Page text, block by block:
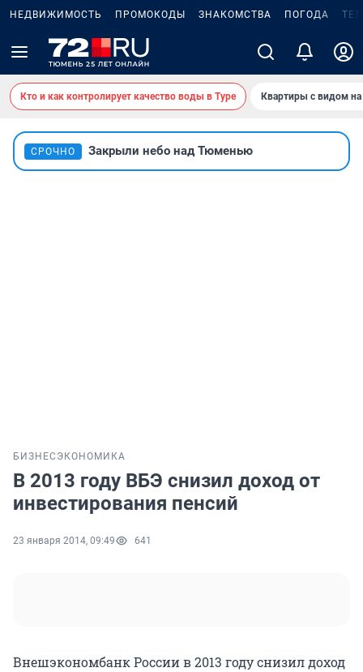
НЕДВИЖИМОСТЬ ПРОМОКОДЫ ЗНАКОМСТВА ПОГОДА
Кто и как контролирует качество воды в Туре Квартиры с видом на
СРОЧНО Закрыли небо над Тюменью
БИЗНЕС ЭКОНОМИКА
В 2013 году ВБЭ снизил доход от
инвестирования пенсий
23 января 2014, 09:49 641
Внешэкономбанк России в 2013 году снизил доход